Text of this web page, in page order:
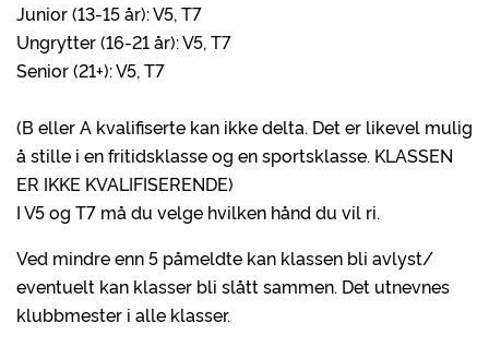
Junior (13-15 år): V5, T7
Ungrytter (16-21 år): V5, T7
Senior (21+): V5, T7
(B eller A kvalifiserte kan ikke delta. Det er likevel mulig
å stille i en fritidsklasse og en sportsklasse. KLASSEN
ER IKKE KVALIFISERENDE)
I V5 og T7 må du velge hvilken hånd du vil ri.
Ved mindre enn 5 påmeldte kan klassen bli avlyst/
eventuelt kan klasser bli slått sammen. Det utnevnes
klubbmester i alle klasser.